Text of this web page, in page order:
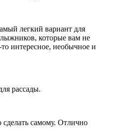
легкий вариант для
которые вам не
интересное, необычное и
рассады.
самому. Отлично